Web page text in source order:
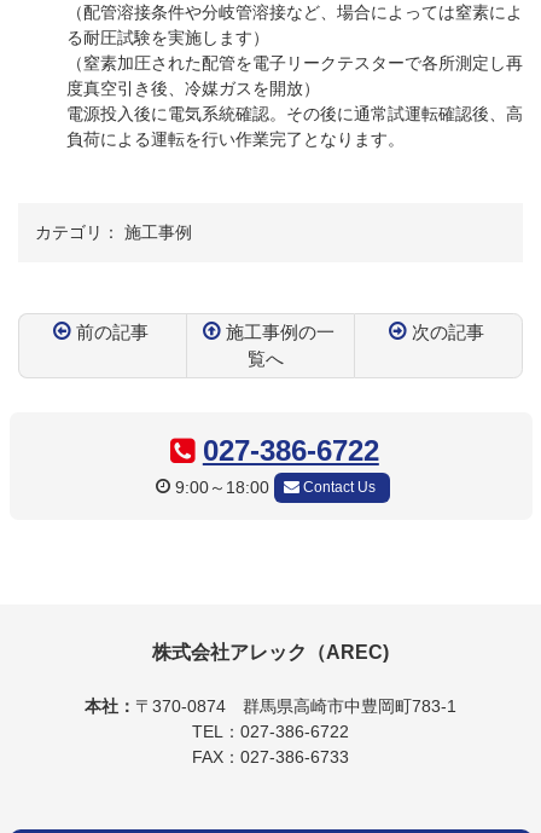
（配管溶接条件や分岐管溶接など、場合によっては窒素によ
る耐圧試験を実施します）
（窒素加圧された配管を電子リークテスターで各所測定し再
度真空引き後、冷媒ガスを開放）
電源投入後に電気系統確認。その後に通常試運転確認後、高
負荷による運転を行い作業完了となります。
カテゴリ： 施工事例
前の記事
施工事例の一
覧へ
次の記事
027-386-6722
9:00～18:00 Contact Us
株式会社アレック（AREC)
本社： 〒370-0874
群馬県高崎市中豊岡町783-1
TEL：027-386-6722
FAX：027-386-6733